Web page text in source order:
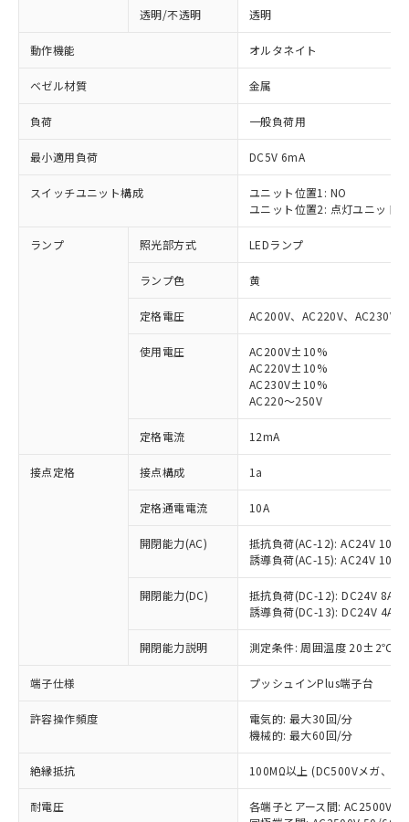
透明/不透明 透明
動作機能 オルタネイト
ベゼル材質 金属
負荷 一般負荷用
最小適用負荷 DC5V 6mA
スイッチユニット構成
ユニット位置1: NO
ユニット位置2: 点灯ユニット
ランプ 照光部方式 LEDランプ
ランプ色 黄
定格電圧 AC200V、AC220V、AC230V
使用電圧
AC200V±10%
AC220V±10%
AC230V±10%
AC220～250V
定格電流 12mA
接点定格 接点構成 1a
定格通電電流 10A
開閉能力(AC)
抵抗負荷(AC-12): AC24V 10A/
誘導負荷(AC-15): AC24V
開閉能力(DC)
抵抗負荷(DC-12): DC24V 8A/
誘導負荷(DC-13): DC24V 4A/
開閉能力説明 測定条件: 周囲温度 20±2℃、
端子仕様 プッシュインPlus端子台
許容操作頻度
電気的: 最大30回/分
機械的: 最大60回/分
絶縁抵抗 100MΩ以上 (DC500Vメガ、点
耐電圧
各端子とアース間: AC2500V
ご利用条件
以下の条件をお読みいただき、同意のうえ
本サービスは、当社制御機器事業取扱
商品の当社在庫状況および標準価格
(税抜)を提供させていただくもので
当社制御機器事業取扱商品の中には、
本サービスの対象外となる商品もある
ことをご了承ください。
在庫状況および標準価格照会結果は、
記載している更新日時点での社内デー
タに基づき作成されるものであり、閲
準価格とは異なる場合があることをご
対応済み：EU RoHS指令（10物質）の
非含有に対応した製品が提供可能な商品で
対応予定：EU RoHS指令（10物質）の非含
有に対応した製品に切り替える予定のある
対応予定なし：EU RoHS指令（10物質）の
非含有に非対応の商品で、対応品を出す予
調査・確認中：EU RoHS指令（10物質）の
非含有の対応状況を調査中または確認中の
非該当品：ライセンス料など無形物で、有
害物質有無と関係のない商品です。
仕入先様の事情により、非含有部品として
いたものが、含有品と判明した場合などや
むを得ず変更することがあります。
*EU RoHS指令（10物質）：
鉛(Pb) 1000ppm以下、 水銀(Hg) 1000ppm以下、 カド
六価クロム(Cr(Ⅵ)) 1000ppm以下、ポリ臭化ビフェニル
「○」：最大均質材料含有率が中国RoHSの
基準値以下であることを示します。
「×」：最大均質材料含有率が中国RoHSの
基準値を超えていることを示します。
「－」：未確認です。当社販売部門へお問
当社は、これら貴社製品のうち、外国
為替および外国貿易法に定める商品
（以下｢規制貨物等」という）を輸出
または国外への提供する場合は、日本
国政府の輸出許可(または役務取引許
可)を取得するなどの必要な手続きを